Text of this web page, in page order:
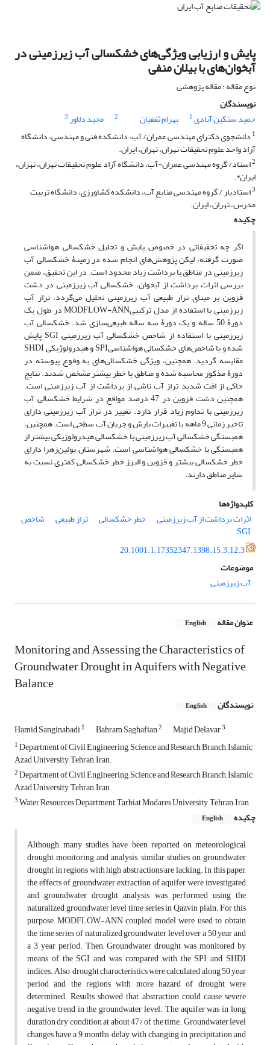
پایش و ارزیابی ویژگی‌های خشکسالی آب زیرزمینی در
آبخوان‌های با بیلان منفی
نوع مقاله : مقاله پژوهشی
نویسندگان
حمید سنگین آبادی1 بهرام ثقفیان 2 مجید دلاور3
1 دانشجوی دکترای مهندسی عمران/ آب، دانشکده فنی و مهندسی، دانشگاه
آزاد واحد علوم تحقیقات تهران، تهران، ایران.
2استاد/ گروه مهندسی عمران-آب، دانشگاه آزاد علوم تحقیقات تهران، تهران،
ایران*.
3استادیار / گروه مهندسی منابع آب، دانشکده کشاورزی، دانشگاه تربیت
مدرس، تهران، ایران.
چکیده
اگر چه تحقیقاتی در خصوص پایش و تحلیل خشکسالی هواشناسی
صورت گرفته، لیکن پژوهش‌های انجام شده در زمینۀ خشکسالی آب
زیرزمینی در مناطق با برداشت زیاد محدود است. در این تحقیق، ضمن
بررسی اثرات برداشت از آبخوان، خشکسالی آب زیرزمینی در دشت
قزوین بر مبنای تراز طبیعی آب زیرزمینی تحلیل می‌گردد. تراز آب
زیرزمینی با استفاده از مدل ترکیبیMODFLOW-ANN در طول یک
دورۀ 50 ساله و یک دورۀ سه ساله طبیعی‌سازی شد. خشکسالی آب
زیرزمینی با استفاده از شاخص خشکسالی آب زیرزمینی SGI پایش
شده و با شاخص‌های خشکسالی هواشناسیSPI و هیدرولوژیکی SHDI
مقایسه گردید. همچنین، ویژگی خشکسالی‌های به وقوع پیوسته در
دورۀ مذکور محاسبه شده و مناطق با خطر بیشتر مشخص شدند. نتایج
حاکی از افت شدید تراز آب ناشی از برداشت از آب زیرزمینی است.
همچنین دشت قزوین در 47 درصد مواقع در شرایط خشکسالی آب
زیرزمینی با تداوم زیاد قرار دارد. تغییر در تراز آب زیرزمینی دارای
تاخیر زمانی 9 ماهه با تغییرات بارش و جریان آب سطحی است. همچنین،
همبستگی خشکسالی آب زیرزمینی با خشکسالی هیدرولوژیکی بیشتر از
همبستگی با خشکسالی هواشناسی است. شهرستان‌ بوئین‌زهرا دارای
خطر خشکسالی بیشتر و قزوین و البرز خطر خشکسالی کمتری نسبت به
سایر مناطق دارند.
کلیدواژه‌ها
اثرات برداشت از آب زیرزمینی
خطر خشکسالی تراز طبیعی شاخص
SGI
20.1001.1.17352347.1398.15.3.12.3
موضوعات
آب زیرزمینی
عنوان مقاله English
Monitoring and Assessing the Characteristics of
Groundwater Drought in Aquifers with Negative
Balance
نویسندگان English
Hamid Sanginabadi1 Bahram Saghafian2 Majid Delavar3
1Department of Civil Engineering, Science and Research Branch, Islamic
Azad University, Tehran, Iran.
2Department of Civil Engineering, Science and Research Branch, Islamic
Azad University, Tehran, Iran.
3Water Resources Department, Tarbiat Modares University, Tehran, Iran
چکیده
English
Although, many studies have been reported on meteorological
drought monitoring and analysis, similar studies on groundwater
drought in regions with high abstractions are lacking. In this paper,
the effects of groundwater extraction of aquifer were investigated
and groundwater drought analysis was performed using the
naturalized groundwater level time series in Qazvin plain. For this
purpose, MODFLOW-ANN coupled model were used to obtain
the time series of naturalized groundwater level over a 50 year and
a 3 year period. Then, Groundwater drought was monitored by
means of the SGI and was compared with the SPI and SHDI
indices. Also, drought characteristics were calculated along 50 year
period and the regions with more hazard of drought were
determined. Results showed that abstraction could cause severe
negative trend in the groundwater level. The aquifer was in long
duration dry condition at about 47% of the time. Groundwater level
changes have a 9 months delay with changing in precipitation and